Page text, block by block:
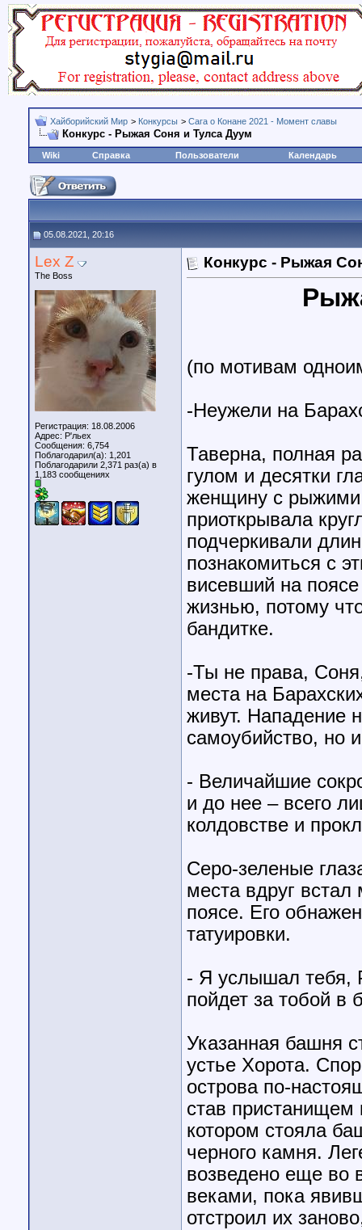
Хайборийский Мир > Конкурсы > Сага о Конане 2021 - Момент славы
Конкурс - Рыжая Соня и Тулса Дуум
Wiki Справка Пользователи Календарь
05.08.2021, 20:16
Lex Z
The Boss
Регистрация: 18.08.2006
Адрес: Р'льех
Сообщения: 6,754
Поблагодарил(а): 1,201
Поблагодарили 2,371 раз(а) в
1,183 сообщениях
Конкурс - Рыжая
(по мотивам
-Неужели на
Таверна, полная
гулом и десятки
женщину с рыжими
приоткрывала
подчеркивали
познакомиться с
висевший на
жизнью, потому
бандитке.
-Ты не права,
места на
живут. Нападение
самоубийство, но
- Величайшие
и до нее – всего
колдовстве и
Серо-зеленые
места вдруг
поясе. Его
татуировки.
- Я услышал тебя,
пойдет за тобой
Указанная башня
устье Хорота.
острова по-
став пристанищем
котором стояла
черного камня.
возведено еще во
веками, пока
отстроил их